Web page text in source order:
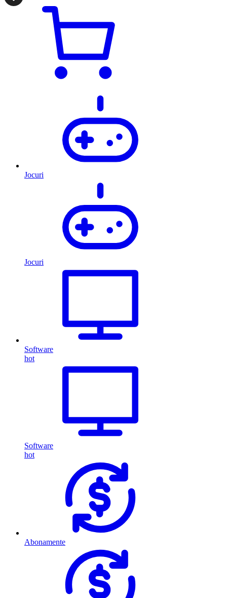
Jocuri
Jocuri
Software
hot
Software
hot
Abonamente